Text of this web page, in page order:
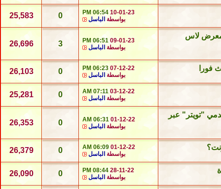
10-01-23
06:54 PM
بواسطة الباسل 0
25,583
معرض لاس
09-01-23
06:51 PM
بواسطة الباسل 3
26,696
فورا 07-12-22
06:23 PM
بواسطة الباسل 0
26,103
03-12-22
07:11 AM
بواسطة الباسل 0
25,281
لبيانات مستخدمي "تويتر" عبر
01-12-22
06:31 AM
بواسطة الباسل 0
26,353
01-12-22
06:09 AM
بواسطة الباسل 0
26,379
28-11-22
08:44 PM
بواسطة الباسل 0
26,090